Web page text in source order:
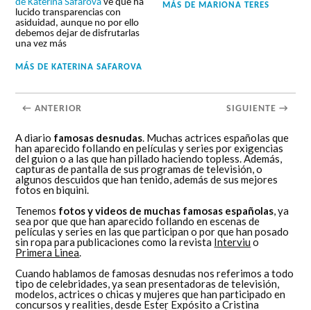
de Katerina Safarova ve que ha
lucido transparencias con
asiduidad, aunque no por ello
debemos dejar de disfrutarlas
una vez más
MÁS DE KATERINA SAFAROVA
MÁS DE MARIONA TERES
← ANTERIOR SIGUIENTE →
A diario famosas desnudas . Muchas actrices españolas que
han aparecido follando en películas y series por exigencias
del guion o a las que han pillado haciendo topless. Además,
capturas de pantalla de sus programas de televisión, o
algunos descuidos que han tenido, además de sus mejores
fotos en biquini.
Tenemos fotos y videos de muchas famosas españolas , ya
sea por que que han aparecido follando en escenas de
películas y series en las que participan o por que han posado
sin ropa para publicaciones como la revista Interviu o
Primera Linea
Cuando hablamos de famosas desnudas nos referimos a todo
tipo de celebridades, ya sean presentadoras de televisión,
modelos, actrices o chicas y mujeres que han participado en
concursos y realities, desde Ester Expósito a Cristina